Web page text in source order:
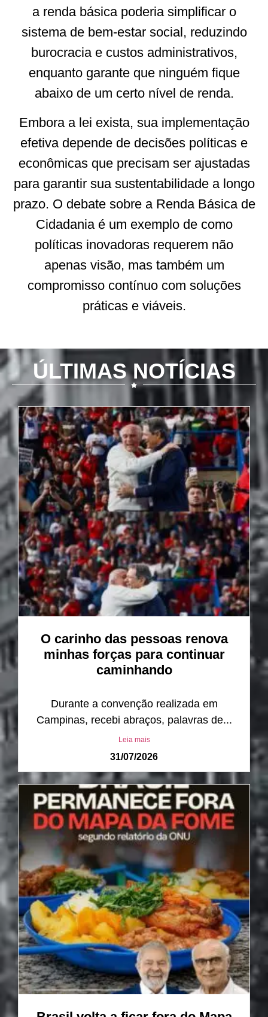
a renda básica poderia simplificar o
sistema de bem-estar social, reduzindo
burocracia e custos administrativos,
enquanto garante que ninguém fique
abaixo de um certo nível de renda.
Embora a lei exista, sua implementação
efetiva depende de decisões políticas e
econômicas que precisam ser ajustadas
para garantir sua sustentabilidade a longo
prazo. O debate sobre a Renda Básica de
Cidadania é um exemplo de como
políticas inovadoras requerem não
apenas visão, mas também um
compromisso contínuo com soluções
práticas e viáveis.
ÚLTIMAS NOTÍCIAS
O carinho das pessoas renova
minhas forças para continuar
caminhando
Durante a convenção realizada em
Campinas, recebi abraços, palavras de...
Leia mais
31/07/2026